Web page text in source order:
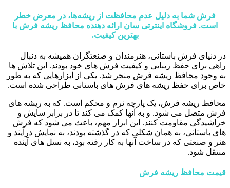
فرش شما به دلیل عدم محافظت از ریشه‌ها، در معرض خطر
است. فروشگاه اینترتی سان ارائه دهنده محافظ ریشه فرش با
بهترین کیفیت.
در دنیای فرش باستانی، هنرمندان و صنعتگران همیشه به دنبال
راهی برای حفظ زیبایی و کیفیت فرش های خود بودند. این تلاش ها
به وجود محافظ ریشه فرش منجر شد. یکی از ابزارهایی که به طور
خاص برای حفظ ریشه های فرش های باستانی طراحی شده است.
محافظ ریشه فرش، یک پارچه نرم و محکم است. که به ریشه های
فرش متصل می شود. و به آنها کمک می کند تا در برابر سایش و
خراشیدگی مقاومت کنند. این ابزار مهم، باعث می شود که فرش
های باستانی، به همان شکلی که در گذشته بودند، به نمایش درآیند و
هنر و صنعتی که در ساخت آنها به کار رفته بود، به نسل های آینده
منتقل شود.
قیمت محافظ ریشه فرش